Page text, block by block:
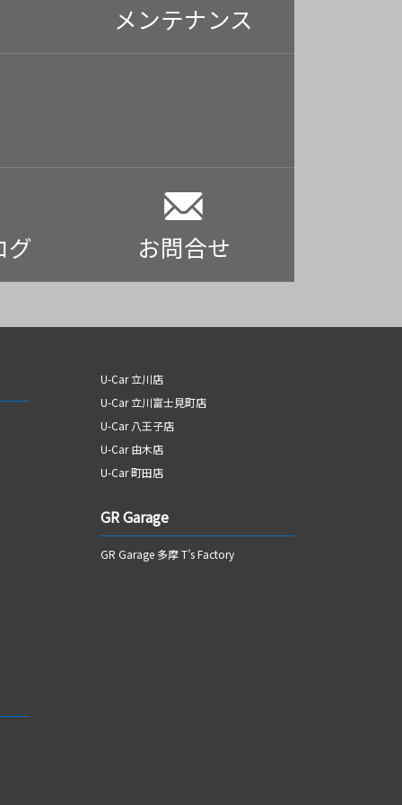
メンテナンス
グ お問合せ
U-Car 立川店
U-Car 立川富士見町店
U-Car 八王子店
U-Car 由木店
U-Car 町田店
GR Garage
GR Garage 多摩 T’s Factory